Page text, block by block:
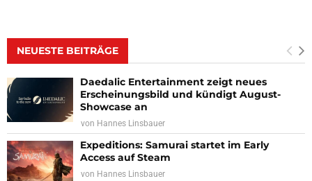
NEUESTE BEITRÄGE
Daedalic Entertainment zeigt neues
Erscheinungsbild und kündigt August-
Showcase an
von Hannes Linsbauer
Expeditions: Samurai startet im Early
Access auf Steam
von Hannes Linsbauer